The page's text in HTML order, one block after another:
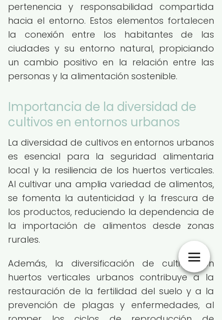
pertenencia y responsabilidad compartida
hacia el entorno. Estos elementos fortalecen
la conexión entre los habitantes de las
ciudades y su entorno natural, propiciando
un cambio positivo en la relación entre las
personas y la alimentación sostenible.
Importancia de la diversidad de
cultivos en entornos urbanos
La diversidad de cultivos en entornos urbanos
es esencial para la seguridad alimentaria
local y la resiliencia de los huertos verticales.
Al cultivar una amplia variedad de alimentos,
se fomenta la autenticidad y la frescura de
los productos, reduciendo la dependencia de
la importación de alimentos desde zonas
rurales.
Además, la diversificación de cultivos en
huertos verticales urbanos contribuye a la
restauración de la fertilidad del suelo y a la
prevención de plagas y enfermedades, al